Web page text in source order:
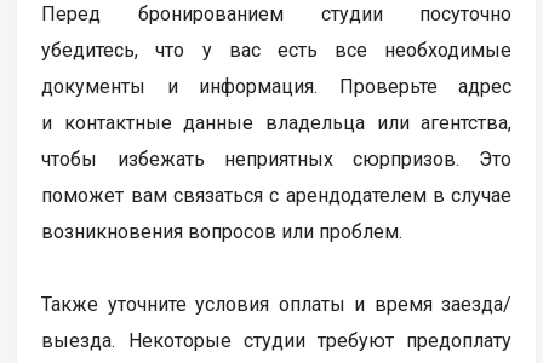
Перед бронированием студии посуточно
убедитесь, что у вас есть все необходимые
документы и информация. Проверьте адрес
и контактные данные владельца или агентства,
чтобы избежать неприятных сюрпризов. Это
поможет вам связаться с арендодателем в случае
возникновения вопросов или проблем.
Также уточните условия оплаты и время заезда/
выезда. Некоторые студии требуют предоплату